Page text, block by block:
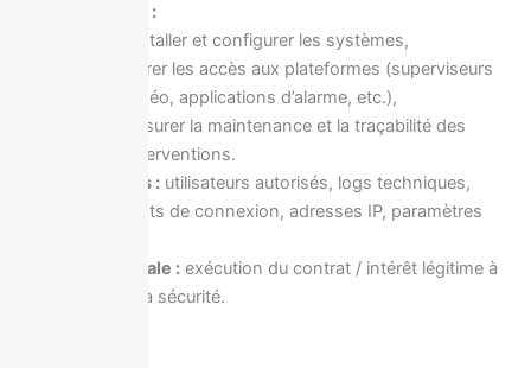
Finalités :
installer et configurer les systèmes,
gérer les accès aux plateformes (superviseurs
vidéo, applications d’alarme, etc.),
assurer la maintenance et la traçabilité des
interventions.
Données :utilisateurs autorisés, logs techniques,
identifiants de connexion, adresses IP, paramètres
Base légale :exécution du contrat / intérêt légitime à
assurer la sécurité.